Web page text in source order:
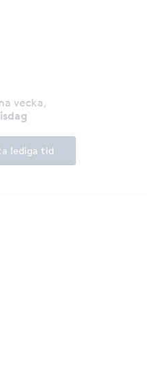
vecka,
lediga tid